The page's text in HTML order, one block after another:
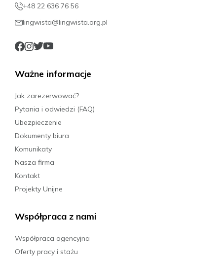
+48 22 636 76 56
lingwista@lingwista.org.pl
Ważne informacje
Jak zarezerwować?
Pytania i odwiedzi (FAQ)
Ubezpieczenie
Dokumenty biura
Komunikaty
Nasza firma
Kontakt
Projekty Unijne
Współpraca z nami
Współpraca agencyjna
Oferty pracy i stażu